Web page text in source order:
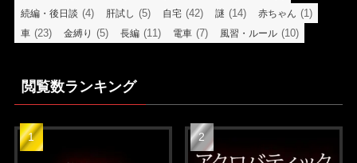
続編・後日談 (4) 肝試し (5) 自宅 (42) 謎 (14) 赤ちゃん (1)
車 (23) 金縛り (5) 長編 (11) 電車 (7) 風習・ルール (10)
閲覧数ランキング